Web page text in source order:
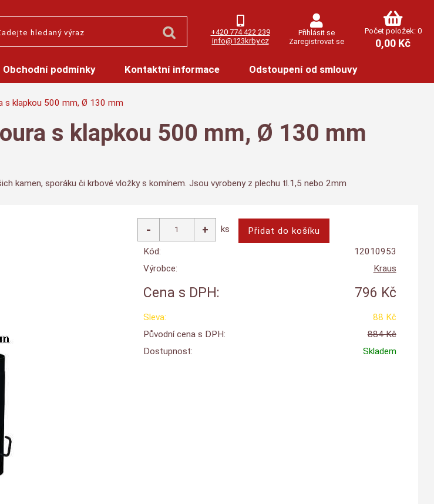
+420 774 422 239
info@123krby.cz
Přihlásit se
Zaregistrovat se
Počet položek: 0
0,00 Kč
Obchodní podmínky Kontaktní informace Odstoupení od smlouvy
s klapkou 500 mm, Ø 130 mm
s klapkou 500 mm, Ø 130 mm
kamen, sporáku či krbové vložky s komínem. Jsou vyrobeny z plechu tl.1,5 nebo 2mm
ks
Kód:
12010953
Výrobce:
Kraus
Cena s DPH: 796 Kč
Sleva:
88 Kč
Původní cena s DPH:
884 Kč
Dostupnost:
Skladem